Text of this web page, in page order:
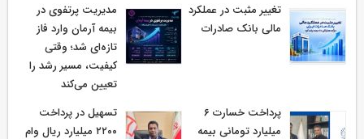
تغییر مثبت در عملکرد
مالی بانک صادرات
مدیریت پرتفوی در
بیمه آرمان وارد فاز
تازه‌ای شد؛ وقتی
کیفیت، مسیر رشد را
تعیین می‌کند
پرداخت خسارت ۶
میلیارد تومانی بیمه
تسهیل در پرداخت
۲۲۰۰ میلیارد ریال وام